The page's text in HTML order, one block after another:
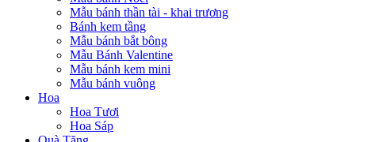
Mẫu bánh thần tài - khai trương
Bánh kem tầng
Mẫu bánh bắt bông
Mẫu Bánh Valentine
Mẫu bánh kem mini
Mẫu bánh vuông
Hoa
Hoa Tươi
Hoa Sáp